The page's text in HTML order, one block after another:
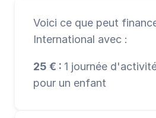
Voici ce que peut
International avec :
25 € : 1 journée
pour un enfant